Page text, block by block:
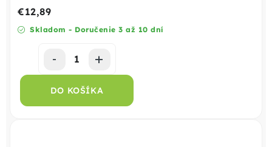
Skladom - Doručenie 3 až 10 dní
€12,89
DO KOŠÍKA